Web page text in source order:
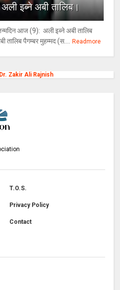
इब्ने अबी तालिब।
आज (9): अली इब्ने अबी तालिब
पैगम्बर मुहम्मद (स....
Readmore
Dr. Zakir Ali Rajnish
T.O.S.
Privacy Policy
Contact